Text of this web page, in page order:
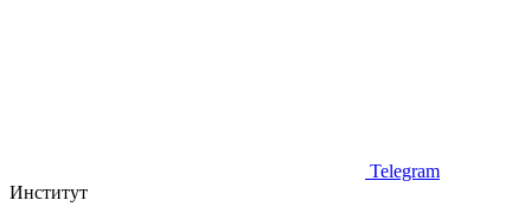
Telegram
Институт